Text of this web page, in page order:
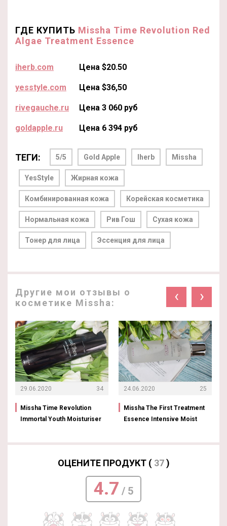
ГДЕ КУПИТЬ Missha Time Revolution Red
Algae Treatment Essence
iherb.com Цена $20.50
yesstyle.com Цена $36,50
rivegauche.ru Цена 3 060 руб
goldapple.ru Цена 6 394 руб
ТЕГИ: 5/5 Gold Apple Iherb Missha
YesStyle Жирная кожа
Комбинированная кожа Корейская косметика
Нормальная кожа Рив Гош Сухая кожа
Тонер для лица Эссенция для лица
Другие мои отзывы о
косметике Missha:
‹ ›
29.06.2020 34
Missha Time Revolution
Immortal Youth Moisturiser
24.06.2020 25
Missha The First Treatment
Essence Intensive Moist
ОЦЕНИТЕ ПРОДУКТ ( 37)
4.7 / 5